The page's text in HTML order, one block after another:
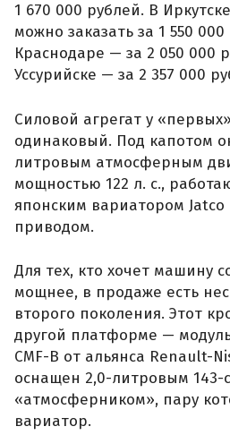
1 670 000 рублей. В
можно заказать за 1 550
Краснодаре — за 2 050 000
Уссурийске — за 2 357 000
Силовой агрегат у
одинаковый. Под капотом
литровым атмосферным
мощностью 122 л. с.,
японским вариатором
приводом.
Для тех, кто хочет машину
мощнее, в продаже есть
второго поколения. Этот
другой платформе —
CMF-B от альянса Renault-
оснащен 2,0-литровым 143-
«атмосферником», пару
вариатор.